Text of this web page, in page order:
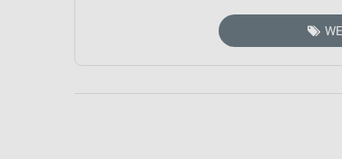
Erstellung von Profilen zur Personalisierung von